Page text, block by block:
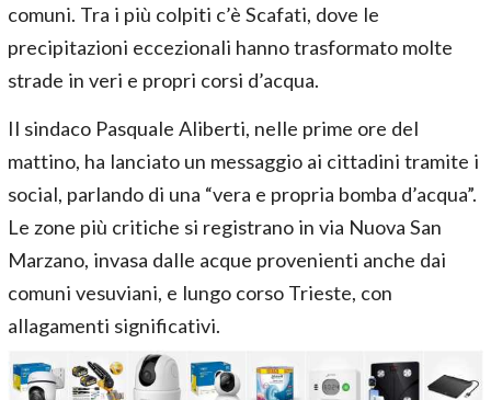
comuni. Tra i più colpiti c’è Scafati, dove le
precipitazioni eccezionali hanno trasformato molte
strade in veri e propri corsi d’acqua.
Il sindaco Pasquale Aliberti, nelle prime ore del
mattino, ha lanciato un messaggio ai cittadini tramite i
social, parlando di una “vera e propria bomba d’acqua”.
Le zone più critiche si registrano in via Nuova San
Marzano, invasa dalle acque provenienti anche dai
comuni vesuviani, e lungo corso Trieste, con
allagamenti significativi.